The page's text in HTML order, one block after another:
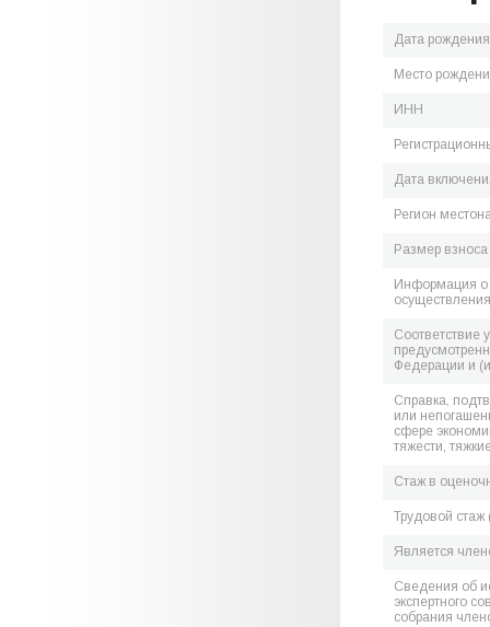
Дата рождения
Место
ИНН
Дата
Регион
Размер
Информация о
Соответствие
Федерации и
Справка,
или
сфере
тяжести,
Стаж в
Трудовой стаж
Является
Сведения об
экспертного
собрания